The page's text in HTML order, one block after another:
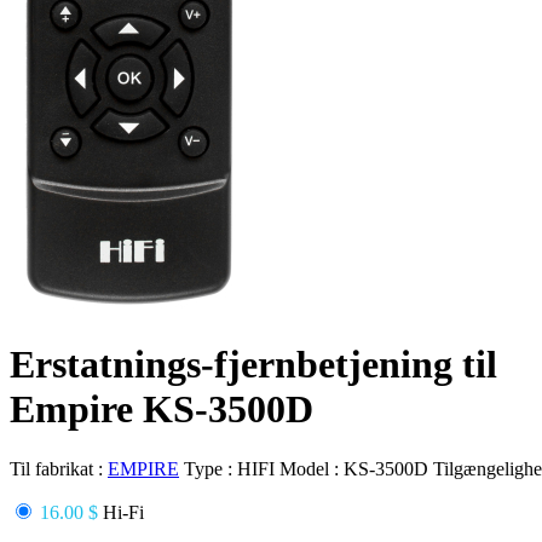
Erstatnings-fjernbetjening til
Empire KS-3500D
Til fabrikat : EMPIRE Type : HIFI Model : KS-3500D
16.00 $ Hi-Fi